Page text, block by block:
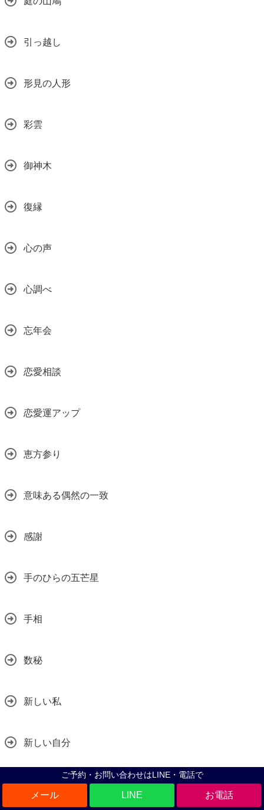
ご予約・お問い合わせはLINE・電話で
LINE
引っ越し
形見の人形
彩雲
御神木
復縁
心の声
心調べ
忘年会
恋愛相談
恋愛運アップ
恵方参り
意味ある偶然の一致
感謝
手のひらの五芒星
手相
数秘
新しい私
新しい自分
新元号